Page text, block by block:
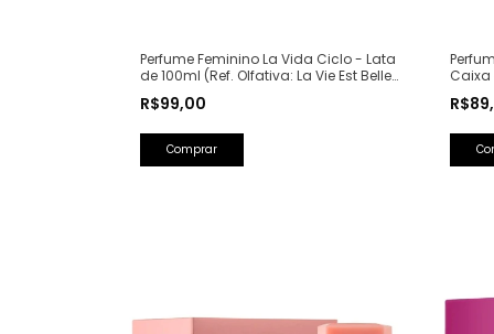
Perfume Feminino La Vida Ciclo - Lata
de 100ml (Ref. Olfativa: La Vie Est Belle
R$99,00
Caixa